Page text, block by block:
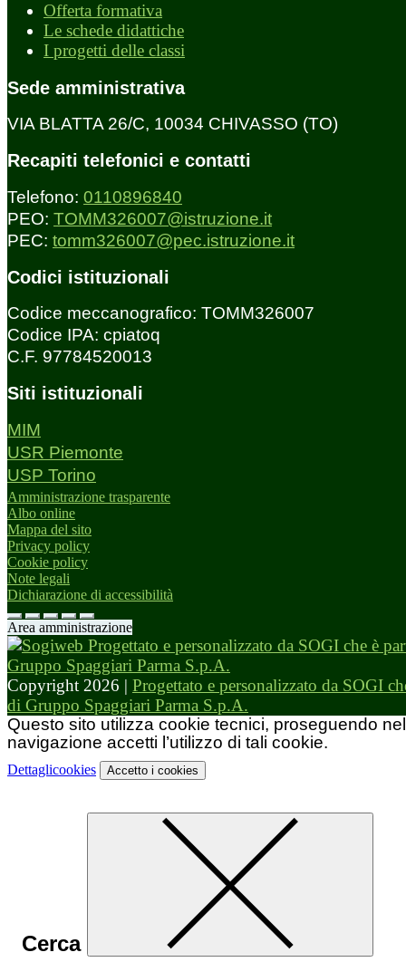
Offerta formativa
Le schede didattiche
I progetti delle classi
Sede amministrativa
VIA BLATTA 26/C, 10034 CHIVASSO (TO)
Recapiti telefonici e contatti
Telefono: 0110896840
PEO: TOMM326007@istruzione.it
PEC: tomm326007@pec.istruzione.it
Codici istituzionali
Codice meccanografico: TOMM326007
Codice IPA: cpiatoq
C.F. 97784520013
Siti istituzionali
MIM
USR Piemonte
USP Torino
Amministrazione trasparente
Albo online
Mappa del sito
Privacy policy
Cookie policy
Note legali
Dichiarazione di accessibilità
Area amministrazione
Copyright 2026 | Progettato e personalizzato da SOGI
di Gruppo Spaggiari Parma S.p.A.
Questo sito utilizza cookie tecnici, proseguendo
navigazione accetti l’utilizzo di tali cookie.
Dettaglicookies Accetto i cookies
Cerca